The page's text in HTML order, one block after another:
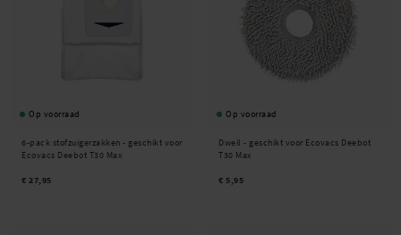
Op voorraad
6-pack stofzuigerzakken - geschikt voor
Ecovacs Deebot T30 Max
€ 27,95
Op voorraad
Dweil - geschikt voor Ecovacs Deebot
T30 Max
€ 5,95